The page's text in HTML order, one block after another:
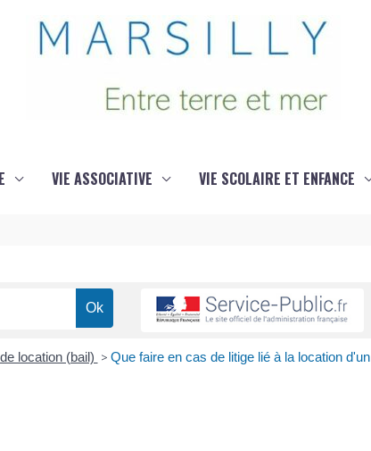
VIE ASSOCIATIVE VIE SCOLAIRE ET ENFANCE
location (bail) > Que faire en cas de litige lié à la location d'un